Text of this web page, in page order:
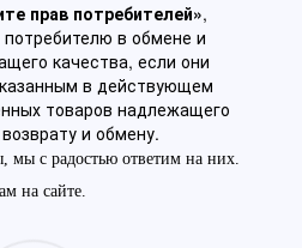
прав потребителей»,
в обмене и
качества, если они
в действующем
товаров надлежащего
и обмену.
мы с радостью ответим на них.
на сайте.